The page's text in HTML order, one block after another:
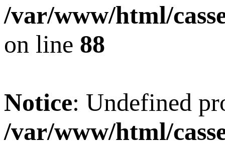
/var/www/html/
on line 88
Notice: Undefined
/var/www/html/